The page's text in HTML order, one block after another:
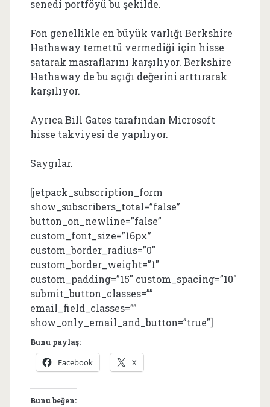
senedi portföyü bu şekilde.
Fon genellikle en büyük varlığı Berkshire
Hathaway temettü vermediği için hisse
satarak masraflarını karşılıyor. Berkshire
Hathaway de bu açığı değerini arttırarak
karşılıyor.
Ayrıca Bill Gates tarafından Microsoft
hisse takviyesi de yapılıyor.
Saygılar.
[jetpack_subscription_form
show_subscribers_total=”false”
button_on_newline=”false”
custom_font_size=”16px”
custom_border_radius=”0″
custom_border_weight=”1″
custom_padding=”15″ custom_spacing=”10″
submit_button_classes=””
email_field_classes=””
show_only_email_and_button=”true”]
Bunu paylaş:
Facebook X
Bunu beğen: